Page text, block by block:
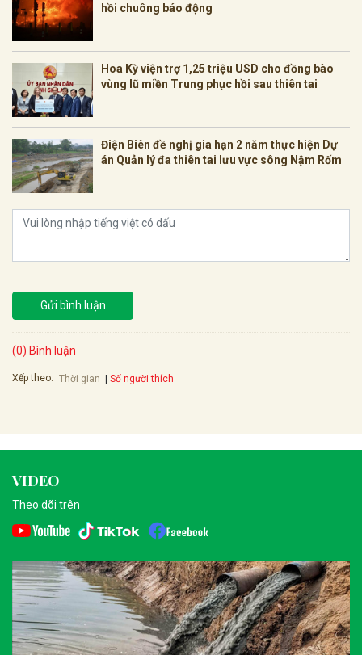
hồi chuông báo động
Hoa Kỳ viện trợ 1,25 triệu USD cho đồng bào
vùng lũ miền Trung phục hồi sau thiên tai
Điện Biên đề nghị gia hạn 2 năm thực hiện Dự
án Quản lý đa thiên tai lưu vực sông Nậm Rốm
Gửi bình luận
(0) Bình luận
Xếp theo: Thời gian Số người thích
VIDEO
Theo dõi trên